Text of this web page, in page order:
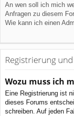
An wen soll ich mich
Anfragen zu diesem
Wie kann ich einen
Registrierung
Wozu muss ich
Eine Registrierung ist
dieses Forums
schreiben. Auf jeden